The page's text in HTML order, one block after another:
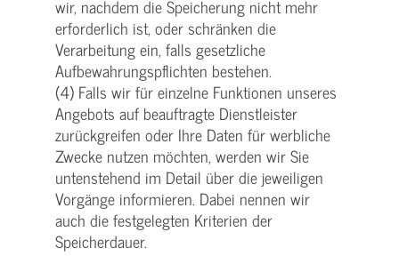
wir, nachdem die Speicherung nicht mehr
erforderlich ist, oder schränken die
Verarbeitung ein, falls gesetzliche
Aufbewahrungspflichten bestehen.
(4) Falls wir für einzelne Funktionen unseres
Angebots auf beauftragte Dienstleister
zurückgreifen oder Ihre Daten für werbliche
Zwecke nutzen möchten, werden wir Sie
untenstehend im Detail über die jeweiligen
Vorgänge informieren. Dabei nennen wir
auch die festgelegten Kriterien der
Speicherdauer.